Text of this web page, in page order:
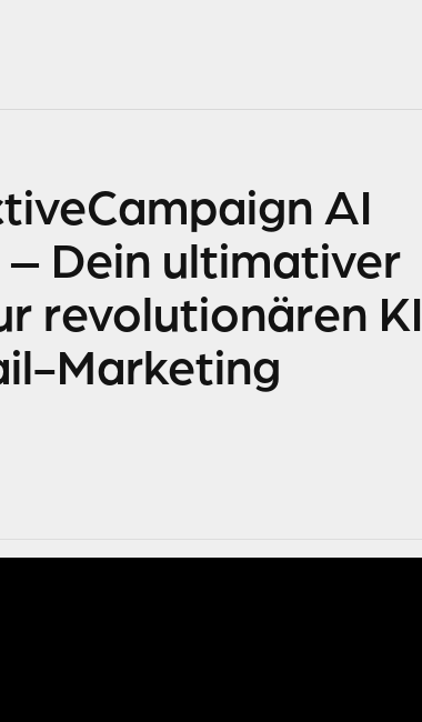
AI
– Dein ultimativer
revolutionären KI
Marketing